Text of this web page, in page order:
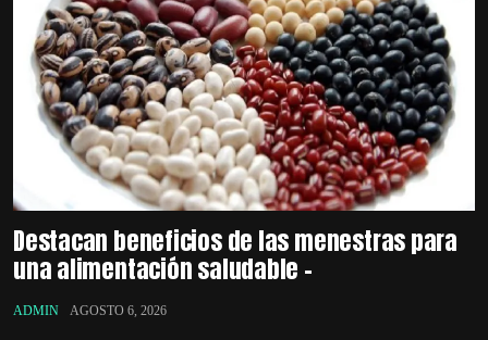
Destacan beneficios de las menestras para
una alimentación saludable –
ADMIN AGOSTO 6, 2026